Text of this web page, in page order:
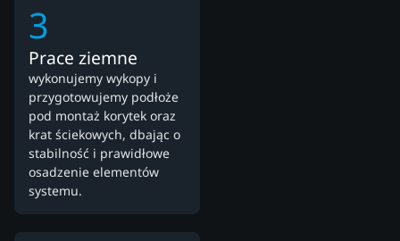
3
Prace ziemne
wykonujemy wykopy i
przygotowujemy podłoże
pod montaż korytek oraz
krat ściekowych, dbając o
stabilność i prawidłowe
osadzenie elementów
systemu.